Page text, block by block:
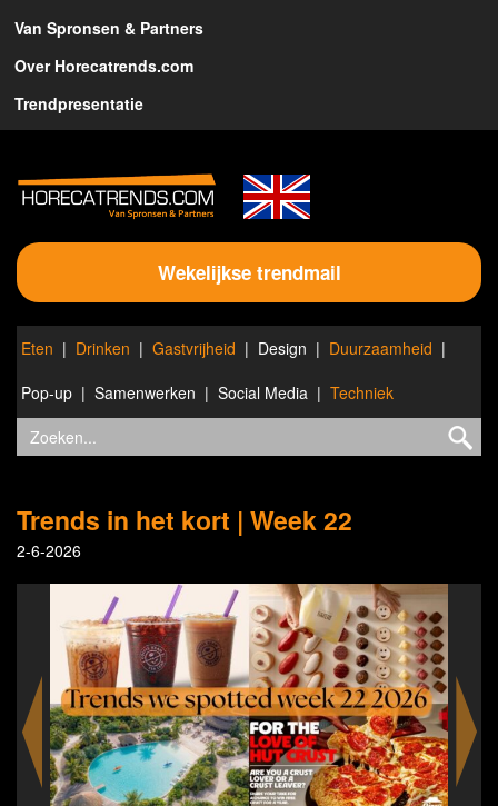
Van Spronsen & Partners
Over Horecatrends.com
Trendpresentatie
Wekelijkse trendmail
Eten Drinken Gastvrijheid Design
Duurzaamheid
Pop-up
Samenwerken Social Media Techniek
Trends in het kort | Week 22
2-6-2026